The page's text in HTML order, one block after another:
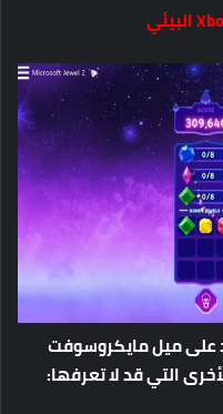
على ميل مايكروسوفت
التي قد لا تعرفها: